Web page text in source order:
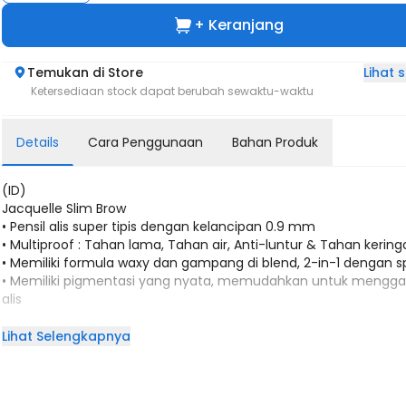
+ Keranjang
Temukan di Store Lihat
Ketersediaan stock dapat berubah sewaktu-waktu
Details Cara Penggunaan Bahan Produk
(ID)
Jacquelle Slim Brow
• Pensil alis super tipis dengan kelancipan 0.9 mm
• Multiproof : Tahan lama, Tahan air, Anti-luntur & Tahan
• Memiliki formula waxy dan gampang di blend, 2-in-1 dengan
• Memiliki pigmentasi yang nyata, memudahkan untuk
alis
Deskripsi Produk :
Lihat Selengkapnya